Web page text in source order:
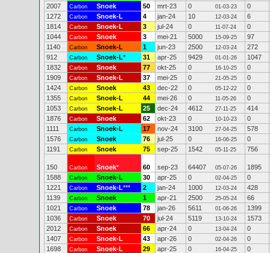
2007
Carbon Snoek 50 mrt-23 0 01-03-23
0
1272
Carbon Snoek-L 4 jan-24 10 12-03-24
6
1814
Carbon Snoek-L 3 jul-24 0 11-07-24
0
1044
Carbon Snoek 3 mei-21 5000 15-09-25
97
1140
Carbon Snoek-L 1 jun-23 2500 12-03-24
272
912
Carbon Snoek-L* 31 apr-25 9429 01-01-26
1047
1832
Carbon Snoek 77 okt-25 0 16-10-25
0
1909
Carbon Snoek-L 37 mei-25 0 21-05-25
0
1424
Carbon Snoek 43 dec-22 0 05-12-22
0
1355
Carbon Snoek-L 44 mei-26 0 11-05-26
0
1053
Carbon Snoek-L 25 dec-24 4612 27-11-25
414
1876
Carbon Snoek 62 okt-23 0 10-10-23
0
1111
Carbon Snoek-L 17 nov-24 3100 27-04-25
578
1576
Carbon Snoek 76 jul-25 0 16-06-25
0
1191
Carbon Snoek 75 sep-25 1542 05-11-25 756
150 Carbon Snoek* 60 sep-23 64407 05-07-26
1895
1588
Carbon Snoek-L 30 apr-25 0 02-04-25
0
1221
Carbon Snoek-L*** 2 jan-24 1000 12-03-24
428
1139
Carbon Snoek 1 apr-21 2500 25-05-24
66
1021
Carbon Snoek 78 jan-26 5611 01-06-26
1399
1036
Carbon Snoek 70 jul-24 5119 13-10-24
1573
2012
Carbon Snoek 66 apr-24 0 13-04-24
0
1407
Carbon Snoek-L 43 apr-26 0 02-04-26
0
1698
Carbon Snoek-L 29 apr-25 0 16-04-25
0